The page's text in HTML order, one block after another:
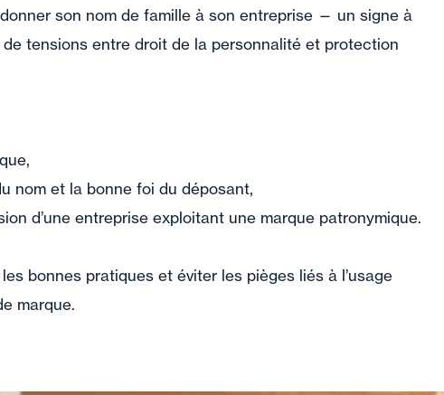
son nom de famille à son entreprise — un signe à
tensions entre droit de la personnalité et protection
nom et la bonne foi du déposant,
d’une entreprise exploitant une marque patronymique.
bonnes pratiques et éviter les pièges liés à l’usage
marque.